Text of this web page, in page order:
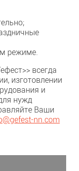
режиме.
всегда
изготовлении
и
нужд
Ваши
@gefest-nn.com